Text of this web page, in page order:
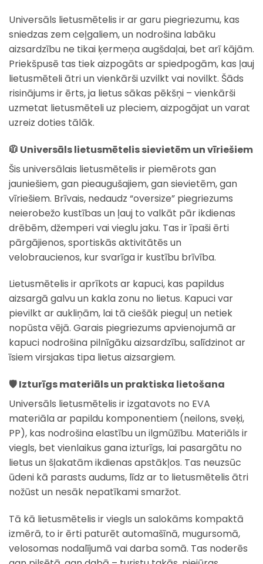
Universāls lietusmētelis ir ar garu piegriezumu, kas
sniedzas zem ceļgaliem, un nodrošina labāku
aizsardzību ne tikai ķermeņa augšdaļai, bet arī kājām.
Priekšpusē tas tiek aizpogāts ar spiedpogām, kas ļauj
lietusmēteli ātri un vienkārši uzvilkt vai novilkt. Šāds
risinājums ir ērts, ja lietus sākas pēkšņi – vienkārši
uzmetat lietusmēteli uz pleciem, aizpogājat un varat
uzreiz doties tālāk.
🧥 Universāls lietusmētelis sievietēm un vīriešiem
Šis universālais lietusmētelis ir piemērots gan
jauniešiem, gan pieaugušajiem, gan sievietēm, gan
vīriešiem. Brīvais, nedaudz “oversize” piegriezums
neierobežo kustības un ļauj to valkāt pār ikdienas
drēbēm, džemperi vai vieglu jaku. Tas ir īpaši ērti
pārgājienos, sportiskās aktivitātēs un
velobraucienos, kur svarīga ir kustību brīvība.
Lietusmētelis ir aprīkots ar kapuci, kas papildus
aizsargā galvu un kakla zonu no lietus. Kapuci var
pievilkt ar aukliņām, lai tā ciešāk pieguļ un netiek
nopūsta vējā. Garais piegriezums apvienojumā ar
kapuci nodrošina pilnīgāku aizsardzību, salīdzinot ar
īsiem virsjakas tipa lietus aizsargiem.
🛡️Izturīgs materiāls un praktiska lietošana
Universāls lietusmētelis ir izgatavots no EVA
materiāla ar papildu komponentiem (neilons, sveķi,
PP), kas nodrošina elastību un ilgmūžību. Materiāls ir
viegls, bet vienlaikus gana izturīgs, lai pasargātu no
lietus un šļakatām ikdienas apstākļos. Tas neuzsūc
ūdeni kā parasts audums, līdz ar to lietusmētelis ātri
nožūst un nesāk nepatīkami smaržot.
Tā kā lietusmētelis ir viegls un salokāms kompaktā
izmērā, to ir ērti paturēt automašīnā, mugursomā,
velosomas nodalījumā vai darba somā. Tas noderēs